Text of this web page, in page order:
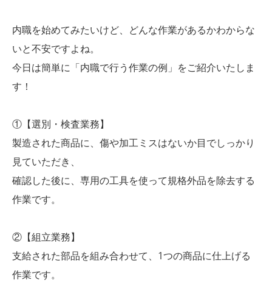
内職を始めてみたいけど、どんな作業があるかわからな
いと不安ですよね。
今日は簡単に「内職で行う作業の例」をご紹介いたしま
す！
①【選別・検査業務】
製造された商品に、傷や加工ミスはないか目でしっかり
見ていただき、
確認した後に、専用の工具を使って規格外品を除去する
作業です。
②【組立業務】
支給された部品を組み合わせて、1つの商品に仕上げる
作業です。